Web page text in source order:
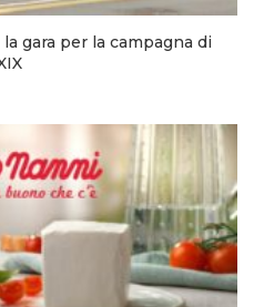
gara per la campagna di